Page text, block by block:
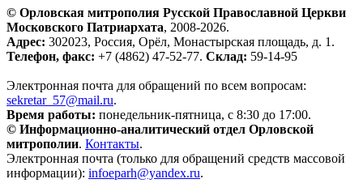
© Орловская митрополия Русской Православной Церкви
Московского Патриархата, 2008-2026.
Адрес: 302023, Россия, Орёл, Монастырская площадь, д. 1.
Телефон, факс: +7 (4862) 47-52-77. Склад: 59-14-95
Электронная почта для обращений по всем вопросам:
sekretar_57@mail.ru.
Время работы: понедельник-пятница, с 8:30 до 17:00.
© Информационно-аналитический отдел Орловской
митрополии. Контакты.
Электронная почта (только для обращений средств массовой
информации): infoeparh@yandex.ru.